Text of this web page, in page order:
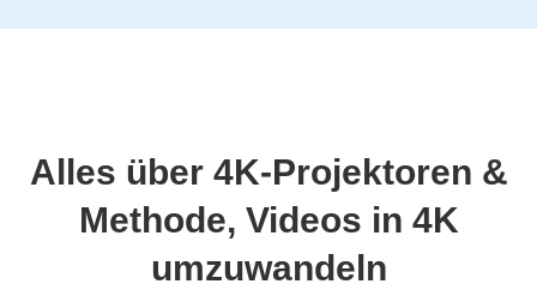
Alles über 4K‑Projektoren &
Methode, Videos in 4K
umzuwandeln